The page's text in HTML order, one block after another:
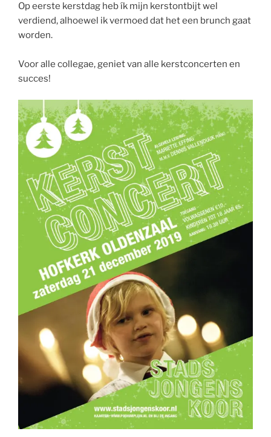
Op eerste kerstdag heb ík mijn kerstontbijt wel
verdiend, alhoewel ik vermoed dat het een brunch gaat
worden.
Voor alle collegae, geniet van alle kerstconcerten en
succes!